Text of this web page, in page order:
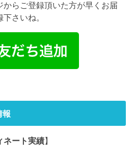
からご登録頂いた方が早くお届
さいね。
報
ネート実績】